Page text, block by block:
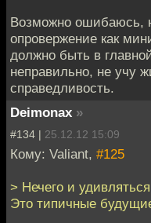
Возможно ошибаюсь,
опровержение как
должно быть в
неправильно, не учу
справедливость.
Deimonax »
#134 | 25.12.12 15:09
Кому: Valiant, #125
> Нечего и
Это типичные